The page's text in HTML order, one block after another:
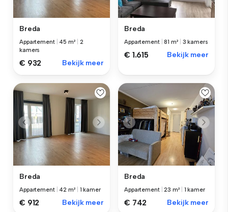
Breda
Appartement 45 m²
2
kamers
€ 932 Bekijk meer
Breda
Appartement |81 m² 3 kamers
€ 1.615 Bekijk meer
Breda
Appartement 42 m² 1 kamer
€ 912 Bekijk meer
Breda
Appartement 23 m² 1 kamer
€ 742 Bekijk meer